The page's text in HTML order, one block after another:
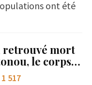
ont été
retrouvé mort
le corps…
1 517